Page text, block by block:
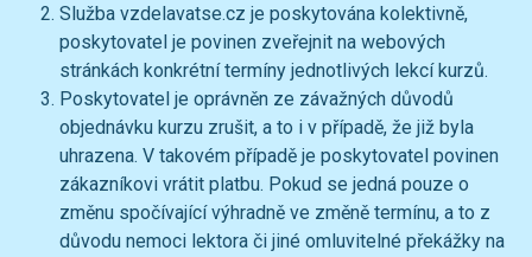
Služba vzdelavatse.cz je poskytována kolektivně,
poskytovatel je povinen zveřejnit na webových
stránkách konkrétní termíny jednotlivých lekcí kurzů.
Poskytovatel je oprávněn ze závažných důvodů
objednávku kurzu zrušit, a to i v případě, že již byla
uhrazena. V takovém případě je poskytovatel povinen
zákazníkovi vrátit platbu. Pokud se jedná pouze o
změnu spočívající výhradně ve změně termínu, a to z
důvodu nemoci lektora či jiné omluvitelné překážky na